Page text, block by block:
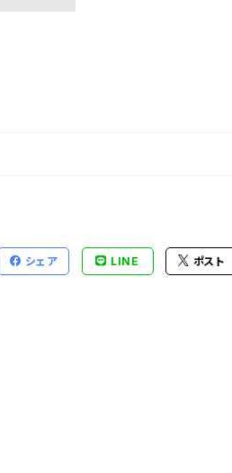
シェア LINE ポスト